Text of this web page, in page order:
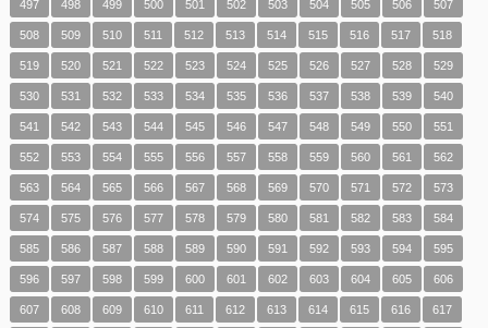
497 498 499 500 501 502 503 504 505 506 507
508 509 510 511 512 513 514 515 516 517 518
519 520 521 522 523 524 525 526 527 528 529
530 531 532 533 534 535 536 537 538 539 540
541 542 543 544 545 546 547 548 549 550 551
552 553 554 555 556 557 558 559 560 561 562
563 564 565 566 567 568 569 570 571 572 573
574 575 576 577 578 579 580 581 582 583 584
585 586 587 588 589 590 591 592 593 594 595
596 597 598 599 600 601 602 603 604 605 606
607 608 609 610 611 612 613 614 615 616 617